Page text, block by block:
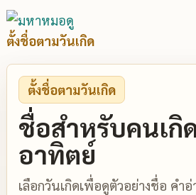
ตั้งชื่อตามวันเกิด
ตั้งชื่อตามวันเกิด
ชื่อสำหรับคนเกิ
อาทิตย์
เลือกวันเกิดเพื่อดูตัวอย่างชื่อ คำ